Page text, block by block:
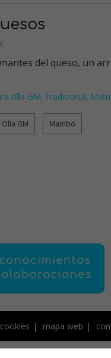
olla GM, Tradicional,
Olla GM Mambo
mapa web